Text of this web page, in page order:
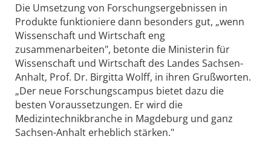
Die Umsetzung von Forschungsergebnissen in
Produkte funktioniere dann besonders gut, „wenn
Wissenschaft und Wirtschaft eng
zusammenarbeiten", betonte die Ministerin für
Wissenschaft und Wirtschaft des Landes Sachsen-
Anhalt, Prof. Dr. Birgitta Wolff, in ihren Grußworten.
„Der neue Forschungscampus bietet dazu die
besten Voraussetzungen. Er wird die
Medizintechnikbranche in Magdeburg und ganz
Sachsen-Anhalt erheblich stärken."